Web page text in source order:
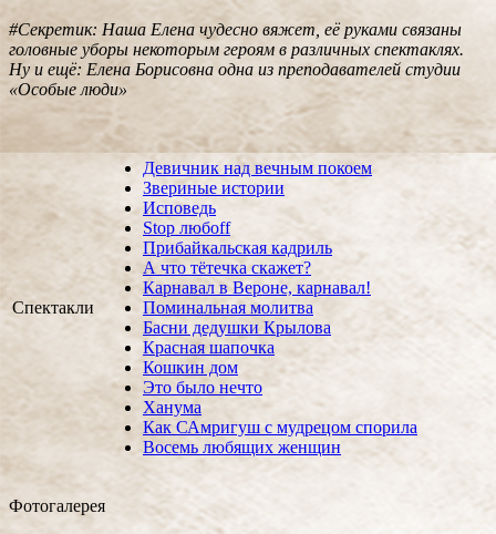
#Секретик: Наша Елена чудесно вяжет, её руками связаны
головные уборы некоторым героям в различных спектаклях.
Ну и ещё: Елена Борисовна одна из преподавателей студии
«Особые люди»
Спектакли
Девичник над вечным покоем
Звериные истории
Исповедь
Stop любoff
Прибайкальская кадриль
А что тётечка скажет?
Карнавал в Вероне, карнавал!
Поминальная молитва
Басни дедушки Крылова
Красная шапочка
Кошкин дом
Это было нечто
Ханума
Как САмригуш с мудрецом спорила
Восемь любящих женщин
Фотогалерея